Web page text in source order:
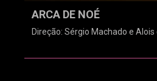
ARCA DE NOÉ
Direção: Sérgio Machado e Alois